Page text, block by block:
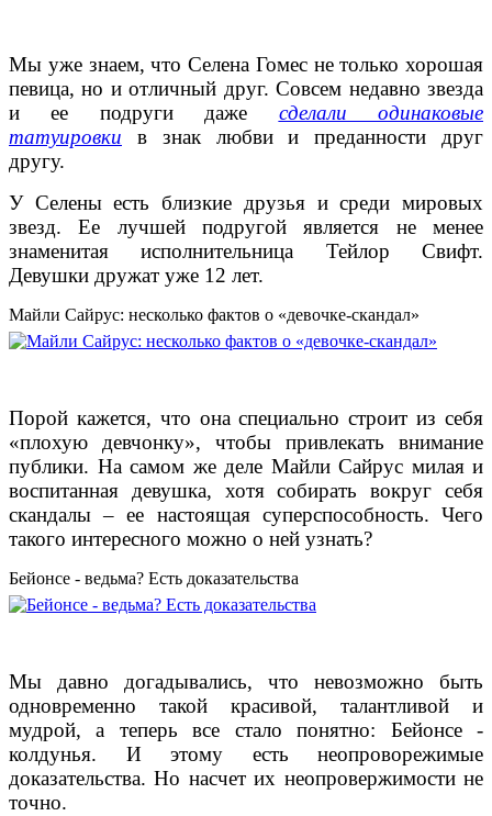
Мы уже знаем, что Селена Гомес не только хорошая
певица, но и отличный друг. Совсем недавно звезда
и ее подруги даже сделали одинаковые
татуировки в знак любви и преданности друг
другу.
У Селены есть близкие друзья и среди мировых
звезд. Ее лучшей подругой является не менее
знаменитая исполнительница Тейлор Свифт.
Девушки дружат уже 12 лет.
Майли Сайрус: несколько фактов о «девочке-скандал»
Порой кажется, что она специально строит из себя
«плохую девчонку», чтобы привлекать внимание
публики. На самом же деле Майли Сайрус милая и
воспитанная девушка, хотя собирать вокруг себя
скандалы – ее настоящая суперспособность. Чего
такого интересного можно о ней узнать?
Бейонсе - ведьма? Есть доказательства
Мы давно догадывались, что невозможно быть
одновременно такой красивой, талантливой и
мудрой, а теперь все стало понятно: Бейонсе -
колдунья. И этому есть неопроворежимые
доказательства. Но насчет их неопровержимости не
точно.